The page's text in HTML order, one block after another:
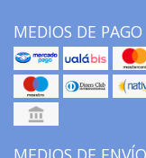
MEDIOS DE PAGO